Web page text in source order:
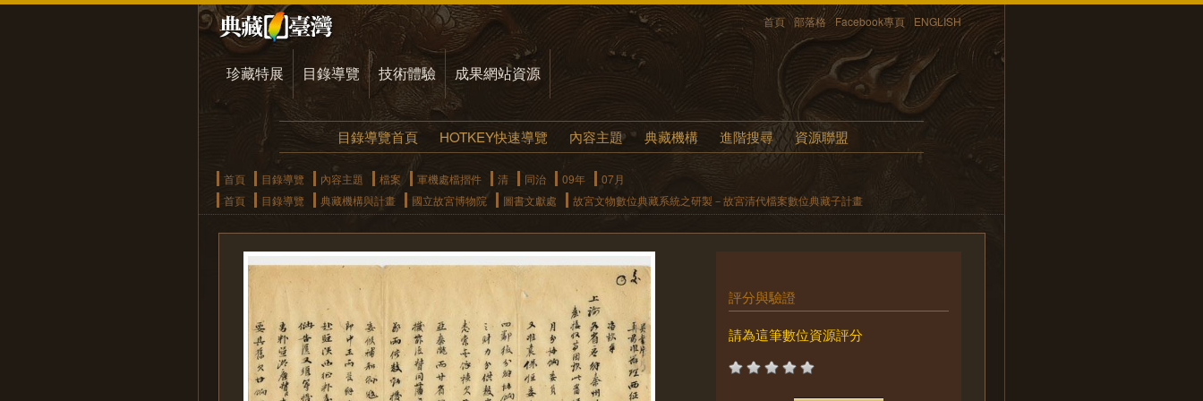
首頁 部落格 Facebook專頁 ENGLISH
珍藏特展 目錄導覽 技術體驗 成果網站資源
目錄導覽首頁 HOTKEY快速導覽 內容主題 典藏機構 進階搜尋 資源聯盟
首頁 目錄導覽 內容主題 檔案 軍機處檔摺件 清 同治 09年
07月
首頁
目錄導覽 典藏機構與計畫 國立故宮博物院 圖書文獻處 故宮文物數位典藏系統之研製－故宮清代檔案數位典藏子計畫
評分與驗證
請為這筆數位資源評分